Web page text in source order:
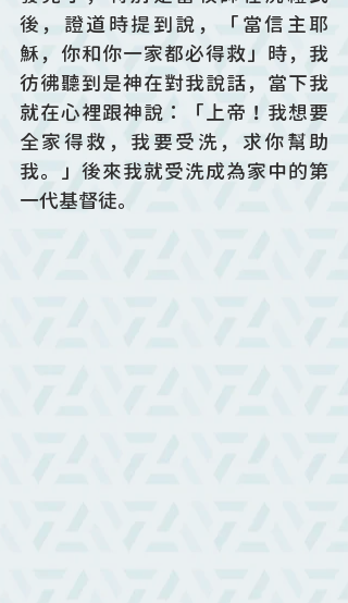
後，證道時提到說，「當信主耶
穌，你和你一家都必得救」時，我
彷彿聽到是神在對我說話，當下我
就在心裡跟神說：「上帝！我想要
全家得救，我要受洗，求你幫助
我。」後來我就受洗成為家中的第
一代基督徒。